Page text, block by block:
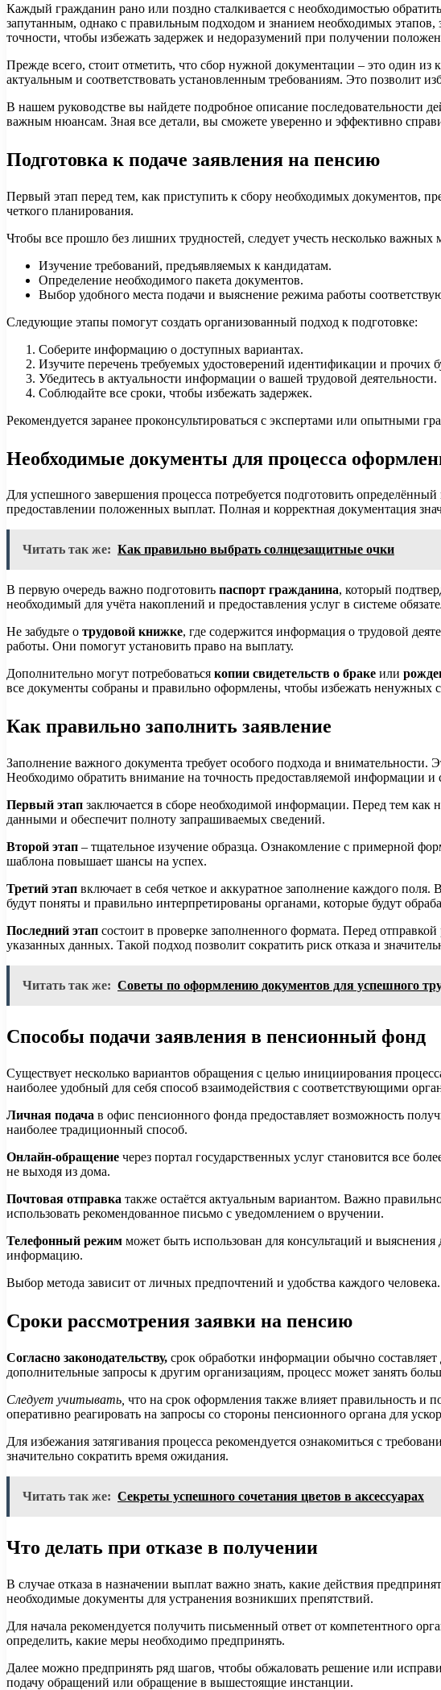
Каждый гражданин рано или поздно сталкивается с необходимостью
запутанным, однако с правильным подходом и знанием необходимых
точности, чтобы избежать задержек и недоразумений при получении
Прежде всего, стоит отметить, что сбор нужной документации – это один
актуальным и соответствовать установленным требованиям. Это позволит
В нашем руководстве вы найдете подробное описание
важным нюансам. Зная все детали, вы сможете уверенно и эффективно
Подготовка к подаче заявления на пенсию
Первый этап перед тем, как приступить к сбору необходимых документов,
четкого планирования.
Чтобы все прошло без лишних трудностей, следует учесть несколько важных
Изучение требований, предъявляемых к кандидатам.
Определение необходимого пакета документов.
Выбор удобного места подачи и выяснение режима работы
Следующие этапы помогут создать организованный подход к подготовке:
Соберите информацию о доступных вариантах.
Изучите перечень требуемых удостоверений идентификации и прочих
Убедитесь в актуальности информации о вашей трудовой деятельности.
Соблюдайте все сроки, чтобы избежать задержек.
Рекомендуется заранее проконсультироваться с экспертами или опытными
Необходимые документы для процесса
Для успешного завершения процесса потребуется подготовить
предоставлении положенных выплат. Полная и корректная документация
Читать так же: Как правильно выбрать солнцезащитные очки
В первую очередь важно подготовить паспорт гражданина, который
необходимый для учёта накоплений и предоставления услуг в системе
Не забудьте о трудовой книжке, где содержится информация о трудовой
работы. Они помогут установить право на выплату.
Дополнительно могут потребоваться копии свидетельств о браке или
все документы собраны и правильно оформлены, чтобы избежать ненужных
Как правильно заполнить заявление
Заполнение важного документа требует особого подхода и
Необходимо обратить внимание на точность предоставляемой информации
Первый этап заключается в сборе необходимой информации. Перед тем как
данными и обеспечит полноту запрашиваемых сведений.
Второй этап – тщательное изучение образца. Ознакомление с примерной
шаблона повышает шансы на успех.
Третий этап включает в себя четкое и аккуратное заполнение каждого
будут поняты и правильно интерпретированы органами, которые будут
Последний этап состоит в проверке заполненного формата. Перед
указанных данных. Такой подход позволит сократить риск отказа и
Читать так же: Советы по оформлению документов для успешного
Способы подачи заявления в пенсионный фонд
Существует несколько вариантов обращения с целью инициирования
наиболее удобный для себя способ взаимодействия с соответствующими
Личная подача в офис пенсионного фонда предоставляет возможность
наиболее традиционный способ.
Онлайн-обращение через портал государственных услуг становится все
не выходя из дома.
Почтовая отправка также остаётся актуальным вариантом. Важно
использовать рекомендованное письмо с уведомлением о вручении.
Телефонный режим может быть использован для консультаций и
информацию.
Выбор метода зависит от личных предпочтений и удобства каждого
Сроки рассмотрения заявки на пенсию
Согласно законодательству, срок обработки информации обычно
дополнительные запросы к другим организациям, процесс может занять
Следует учитывать, что на срок оформления также влияет правильность и
оперативно реагировать на запросы со стороны пенсионного органа для
Для избежания затягивания процесса рекомендуется ознакомиться с
значительно сократить время ожидания.
Читать так же: Секреты успешного сочетания цветов в аксессуарах
Что делать при отказе в получении
В случае отказа в назначении выплат важно знать, какие действия
необходимые документы для устранения возникших препятствий.
Для начала рекомендуется получить письменный ответ от компетентного
определить, какие меры необходимо предпринять.
Далее можно предпринять ряд шагов, чтобы обжаловать решение или
подачу обращений или обращение в вышестоящие инстанции.